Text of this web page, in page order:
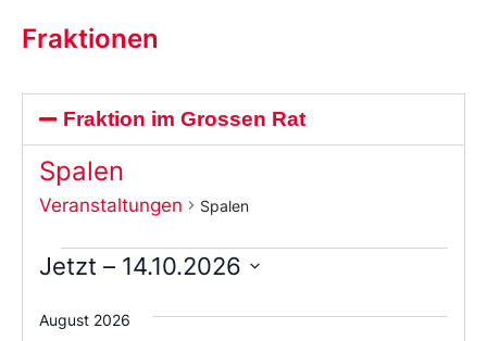
Fraktionen
Fraktion im Grossen Rat
Spalen
Veranstaltungen Spalen
Jetzt – 14.10.2026
Sie
das
August 2026